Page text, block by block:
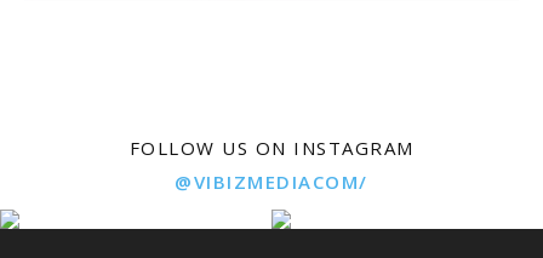
FOLLOW US ON INSTAGRAM
@VIBIZMEDIACOM/